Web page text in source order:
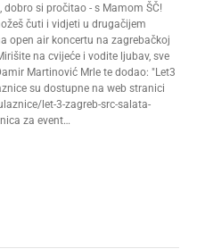
si pročitao - s Mamom ŠČ!
čuti i vidjeti u drugačijem
open air koncertu na zagrebačkoj
na cvijeće i vodite ljubav, sve
Martinović Mrle te dodao: "Let3
su dostupne na web stranici
let-3-zagreb-src-salata-
za event…